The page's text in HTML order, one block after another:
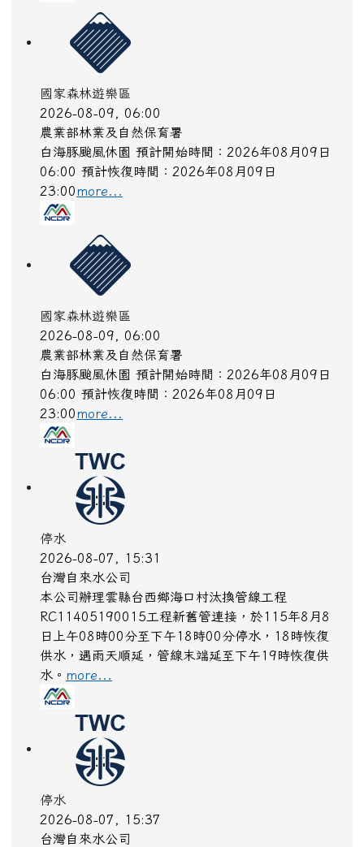
國家森林遊樂區
2026-08-09, 06:00
農業部林業及自然保育署
白海豚颱風休園 預計開始時間：2026年08月09日
06:00 預計恢復時間：2026年08月09日
23:00more...
國家森林遊樂區
2026-08-09, 06:00
農業部林業及自然保育署
白海豚颱風休園 預計開始時間：2026年08月09日
06:00 預計恢復時間：2026年08月09日
23:00more...
停水
2026-08-07, 15:31
台灣自來水公司
本公司辦理雲縣台西鄉海口村汰換管線工程
RC11405190015工程新舊管連接，於115年8月8
日上午08時00分至下午18時00分停水，18時恢復
供水，遇雨天順延，管線末端延至下午19時恢復供
水。 more...
停水
2026-08-07, 15:37
台灣自來水公司